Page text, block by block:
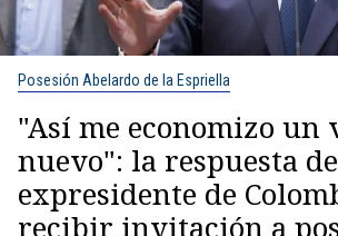
Posesión Abelardo de la Espriella
"Así me economizo un
nuevo": la respuesta de
expresidente de
recibir invitación a